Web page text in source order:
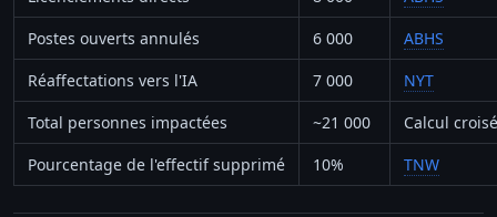
Postes ouverts annulés
6 000
ABHS
Réaffectations vers l'IA
7 000
NYT
Total personnes impactées
~21 000
Calcul croisé
Pourcentage de l'effectif supprimé
10% TNW